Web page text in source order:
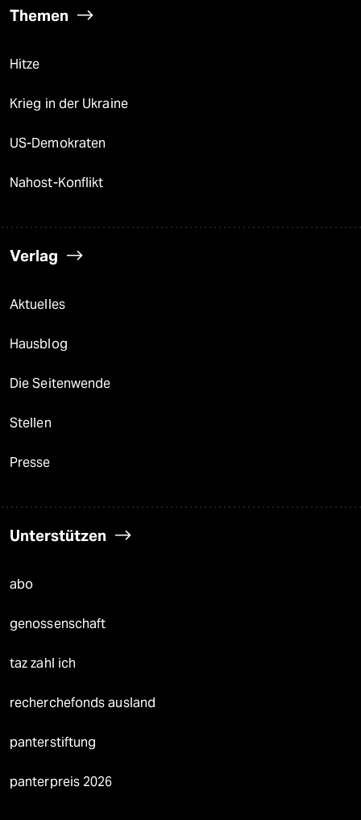
Themen
Hitze
Krieg in der Ukraine
US-Demokraten
Nahost-Konflikt
Verlag
Aktuelles
Hausblog
Die Seitenwende
Stellen
Presse
Unterstützen
abo
genossenschaft
taz zahl ich
recherchefonds ausland
panterstiftung
panterpreis 2026